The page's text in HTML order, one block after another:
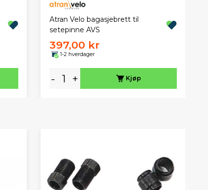
Atran Velo bagasjebrett til
setepinne AVS
397,00 kr
1-2 hverdager
- + Kjøp